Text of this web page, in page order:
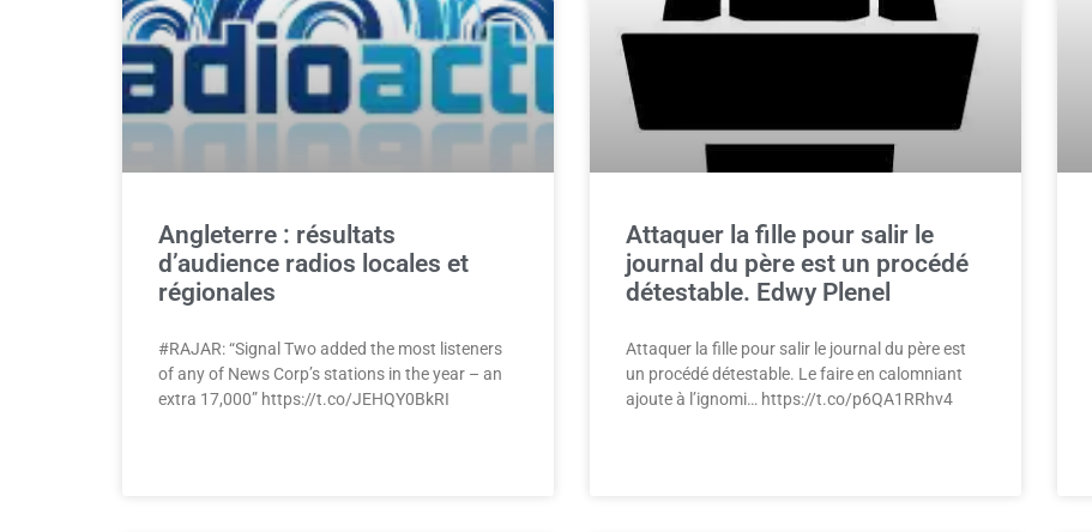
Angleterre : résultats
d’audience radios locales et
régionales
#RAJAR: “Signal Two added the most listeners
of any of News Corp’s stations in the year – an
extra 17,000” https://t.co/JEHQY0BkRI
Attaquer la fille pour salir le
journal du père est un procédé
détestable. Edwy Plenel
Attaquer la fille pour salir le journal du père est
un procédé détestable. Le faire en calomniant
ajoute à l’ignomi… https://t.co/p6QA1RRhv4